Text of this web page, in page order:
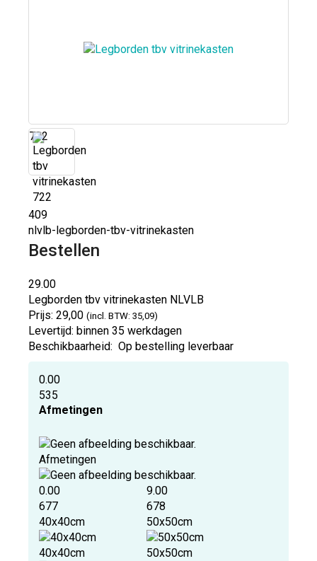
722
409
nlvlb-legborden-tbv-vitrinekasten
Bestellen
29.00
Legborden tbv vitrinekasten NLVLB
Prijs: 29,00 (incl. BTW: 35,09)
Levertijd: binnen 35 werkdagen
Beschikbaarheid: Op bestelling leverbaar
0.00
535
Afmetingen
Afmetingen
0.00
677
40x40cm
40x40cm
9.00
678
50x50cm
50x50cm